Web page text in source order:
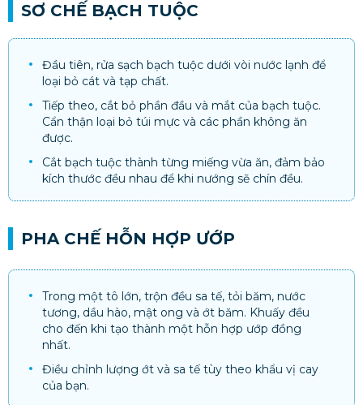
SƠ CHẾ BẠCH TUỘC
Đầu tiên, rửa sạch bạch tuộc dưới vòi nước lạnh để
loại bỏ cát và tạp chất.
Tiếp theo, cắt bỏ phần đầu và mắt của bạch tuộc.
Cẩn thận loại bỏ túi mực và các phần không ăn
được.
Cắt bạch tuộc thành từng miếng vừa ăn, đảm bảo
kích thước đều nhau để khi nướng sẽ chín đều.
PHA CHẾ HỖN HỢP ƯỚP
Trong một tô lớn, trộn đều sa tế, tỏi băm, nước
tương, dầu hào, mật ong và ớt băm. Khuấy đều
cho đến khi tạo thành một hỗn hợp ướp đồng
nhất.
Điều chỉnh lượng ớt và sa tế tùy theo khẩu vị cay
của bạn.